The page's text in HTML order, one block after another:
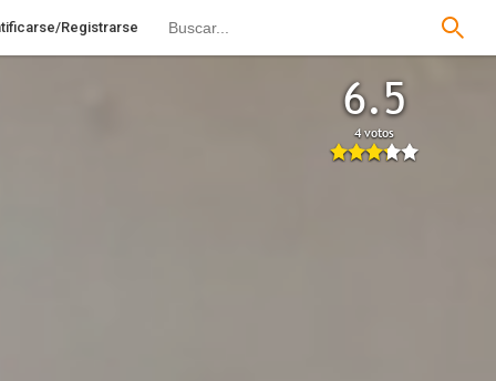
Registrarse
6.5
4 votos